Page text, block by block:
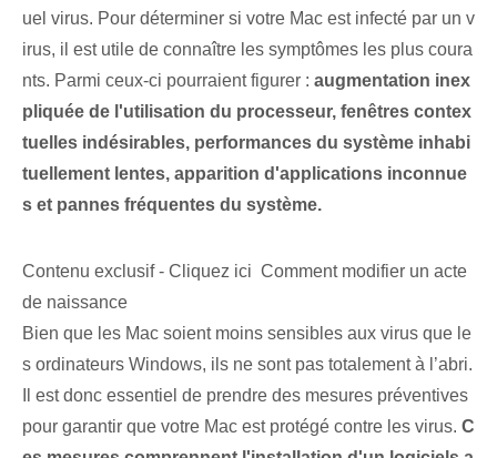
uel virus. Pour déterminer si votre Mac est infecté par un v
irus, il est utile de connaître les symptômes les plus coura
nts. Parmi ceux-ci pourraient figurer : augmentation inex
pliquée de l'utilisation du processeur, fenêtres contex
tuelles indésirables, performances du système inhabi
tuellement lentes, apparition d'applications inconnue
s et pannes fréquentes du système.
Contenu exclusif - Cliquez ici Comment modifier un acte
de naissance
Bien que les Mac soient moins sensibles aux virus que le
s ordinateurs Windows, ils ne sont pas totalement à l’abri.
Il est donc essentiel de prendre des mesures préventives
pour garantir que votre Mac est protégé contre les virus. C